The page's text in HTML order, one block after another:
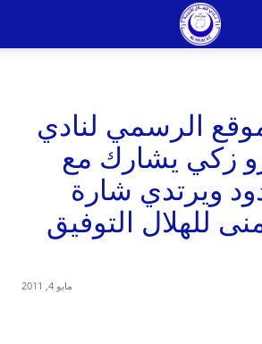
الرسمي لنادي
زكي يشارك مع
ويرتدي شارة
للهلال التوفيق
مايو 4, 2011